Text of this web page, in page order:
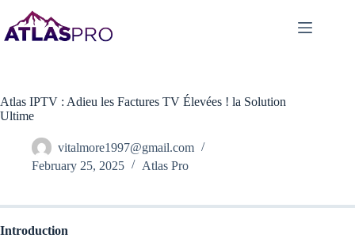
Atlas IPTV : Adieu les Factures TV Élevées ! la Solution
Ultime
vitalmore1997@gmail.com
February 25, 2025
Atlas Pro
Introduction